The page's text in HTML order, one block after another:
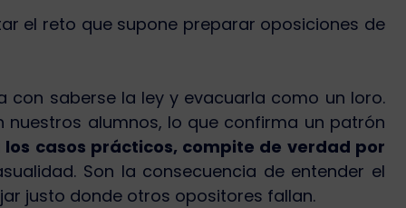
el reto que supone preparar oposiciones de
con saberse la ley y evacuarla como un loro.
nuestros alumnos, lo que confirma un patrón
casos prácticos, compite de verdad por
Son la consecuencia de entender el
justo donde otros opositores fallan.